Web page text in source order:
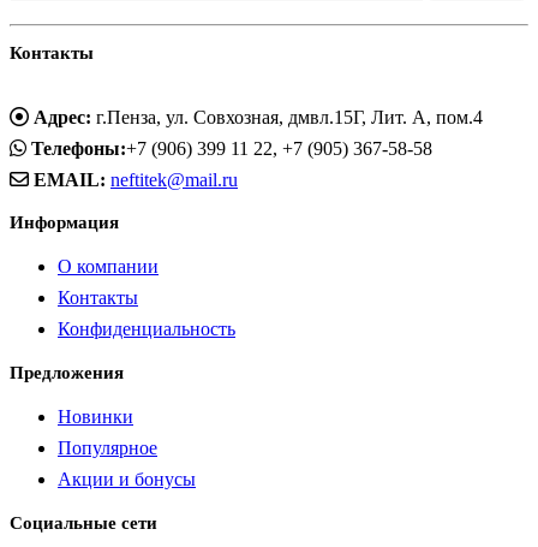
Контакты
Адрес: г.Пенза, ул. Совхозная, дмвл.15Г, Лит. А, пом.4
Телефоны:+7 (906) 399 11 22, +7 (905) 367-58-58
EMAIL: neftitek@mail.ru
Информация
О компании
Контакты
Конфиденциальность
Предложения
Новинки
Популярное
Акции и бонусы
Социальные сети